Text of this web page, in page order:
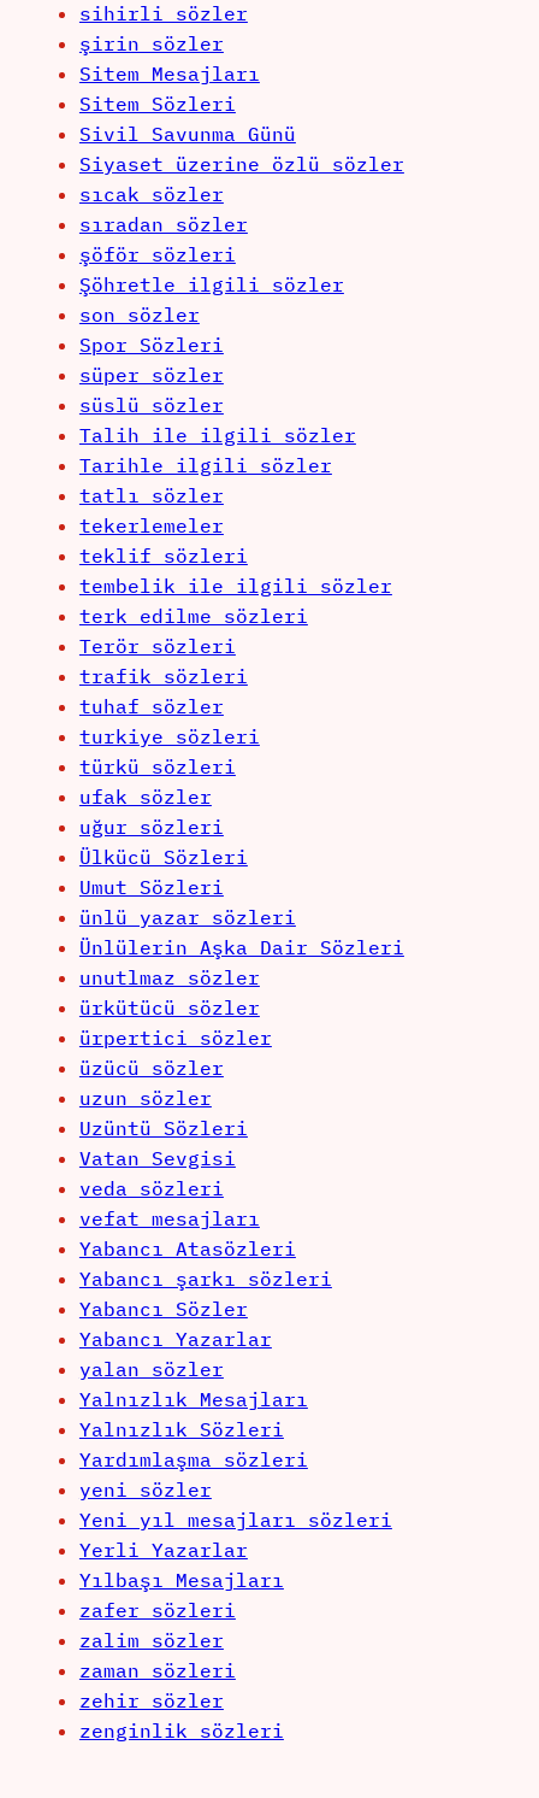
sihirli sözler
şirin sözler
Sitem Mesajları
Sitem Sözleri
Sivil Savunma Günü
Siyaset üzerine özlü sözler
sıcak sözler
sıradan sözler
şöför sözleri
Şöhretle ilgili sözler
son sözler
Spor Sözleri
süper sözler
süslü sözler
Talih ile ilgili sözler
Tarihle ilgili sözler
tatlı sözler
tekerlemeler
teklif sözleri
tembelik ile ilgili sözler
terk edilme sözleri
Terör sözleri
trafik sözleri
tuhaf sözler
turkiye sözleri
türkü sözleri
ufak sözler
uğur sözleri
Ülkücü Sözleri
Umut Sözleri
ünlü yazar sözleri
Ünlülerin Aşka Dair Sözleri
unutlmaz sözler
ürkütücü sözler
ürpertici sözler
üzücü sözler
uzun sözler
Uzüntü Sözleri
Vatan Sevgisi
veda sözleri
vefat mesajları
Yabancı Atasözleri
Yabancı şarkı sözleri
Yabancı Sözler
Yabancı Yazarlar
yalan sözler
Yalnızlık Mesajları
Yalnızlık Sözleri
Yardımlaşma sözleri
yeni sözler
Yeni yıl mesajları sözleri
Yerli Yazarlar
Yılbaşı Mesajları
zafer sözleri
zalim sözler
zaman sözleri
zehir sözler
zenginlik sözleri